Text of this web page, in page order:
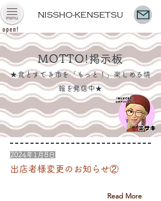
NISSHO-KENSETSU
open!
MOTTO!掲示板
​★食とすてき市を「もっと！」楽しめる情
報を発信中★
2024年1月8日
出店者様変更のお知らせ②
Read More